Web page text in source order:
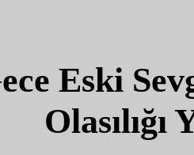
Eski